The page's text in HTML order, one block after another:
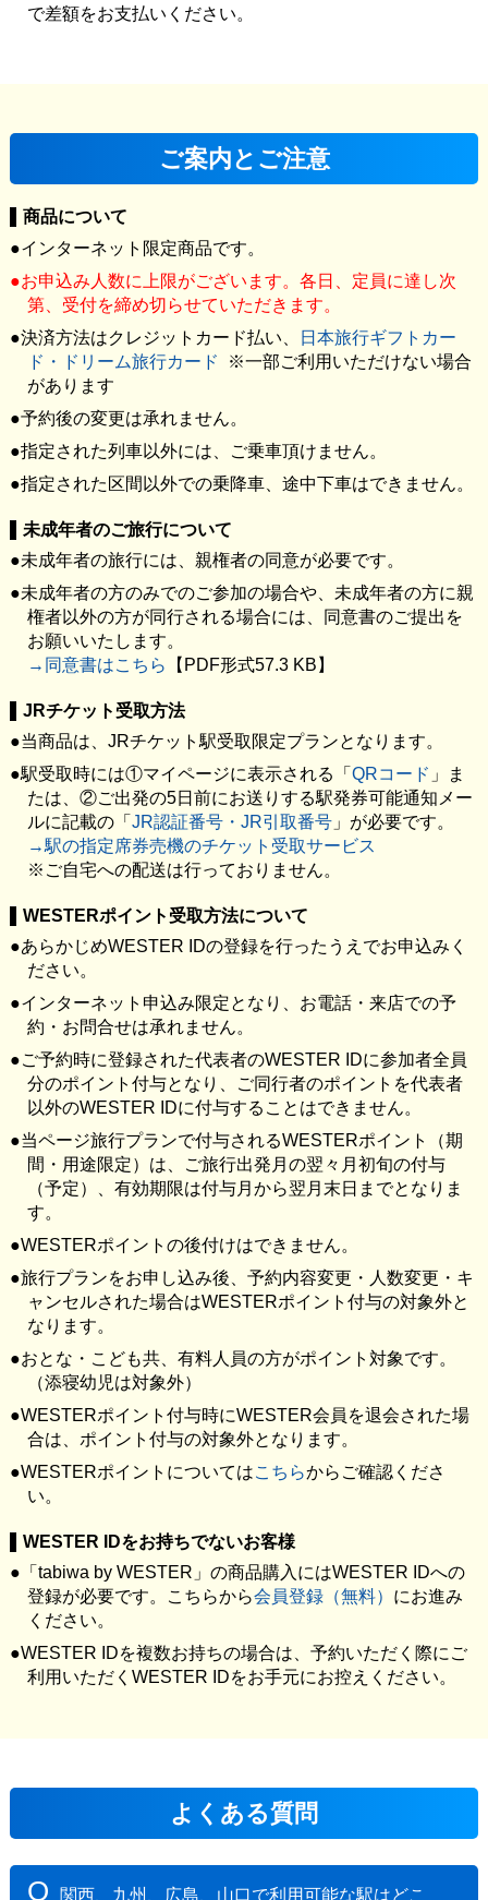
で差額をお支払いください。
ご案内とご注意
商品について
インターネット限定商品です。
お申込み人数に上限がございます。各日、定員に達し次
第、受付を締め切らせていただきます。
決済方法はクレジットカード払い、
日本旅行ギフトカー
ド・ドリーム旅行カード
※一部ご利用いただけない場合
があります
予約後の変更は承れません。
指定された列車以外には、ご乗車頂けません。
指定された区間以外での乗降車、途中下車はできません。
未成年者のご旅行について
未成年者の旅行には、親権者の同意が必要です。
未成年者の方のみでのご参加の場合や、未成年者の方に親
権者以外の方が同行される場合には、同意書のご提出を
お願いいたします。
→同意書はこちら
【PDF形式57.3 KB】
JRチケット受取方法
当商品は、JRチケット駅受取限定プランとなります。
駅受取時には①マイページに表示される「 QRコード 」ま
たは、②ご出発の5日前にお送りする駅発券可能通知メー
ルに記載の「 JR認証番号・JR引取番号」が必要です。
→駅の指定席券売機のチケット受取サービス
※ご自宅への配送は行っておりません。
WESTERポイント受取方法について
あらかじめWESTER IDの登録を行ったうえでお申込みく
ださい。
インターネット申込み限定となり、お電話・来店での予
約・お問合せは承れません。
ご予約時に登録された代表者のWESTER IDに参加者全員
分のポイント付与となり、ご同行者のポイントを代表者
以外のWESTER IDに付与することはできません。
当ページ旅行プランで付与されるWESTERポイント（期
間・用途限定）は、ご旅行出発月の翌々月初旬の付与
（予定）、有効期限は付与月から翌月末日までとなりま
す。
WESTERポイントの後付けはできません。
旅行プランをお申し込み後、予約内容変更・人数変更・キ
ャンセルされた場合はWESTERポイント付与の対象外と
なります。
おとな・こども共、有料人員の方がポイント対象です。
（添寝幼児は対象外）
WESTERポイント付与時にWESTER会員を退会された場
合は、ポイント付与の対象外となります。
WESTERポイントについてはこちらからご確認くださ
い。
WESTER IDをお持ちでないお客様
「tabiwa by WESTER」の商品購入にはWESTER IDへの
登録が必要です。こちらから会員登録（無料） にお進み
ください。
WESTER IDを複数お持ちの場合は、予約いただく際にご
利用いただくWESTER IDをお手元にお控えください。
よくある質問
Q
関西、九州、広島、山口で利用可能な駅はどこ